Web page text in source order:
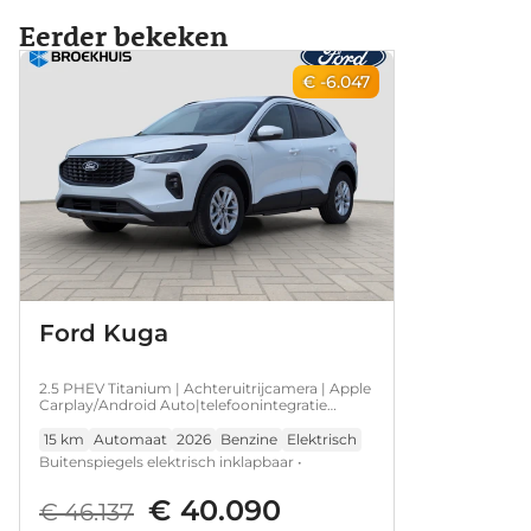
Eerder bekeken
€ -6.047
Ford Kuga
2.5 PHEV Titanium | Achteruitrijcamera | Apple
Carplay/Android Auto|telefoonintegratie
15 km Automaat 2026 Benzine Elektrisch
Buitenspiegels elektrisch inklapbaar •
Carplay/Android Auto|telefoonintegratie
premium • Draadloze telefoonlader • Volledig
€ 46.137 € 40.090